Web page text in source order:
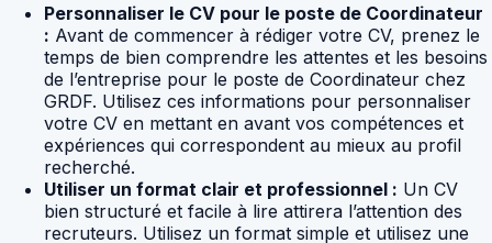
Personnaliser le CV pour le poste de Coordinateur
: Avant de commencer à rédiger votre CV, prenez le
temps de bien comprendre les attentes et les besoins
de l’entreprise pour le poste de Coordinateur chez
GRDF. Utilisez ces informations pour personnaliser
votre CV en mettant en avant vos compétences et
expériences qui correspondent au mieux au profil
recherché.
Utiliser un format clair et professionnel : Un CV
bien structuré et facile à lire attirera l’attention des
recruteurs. Utilisez un format simple et utilisez une